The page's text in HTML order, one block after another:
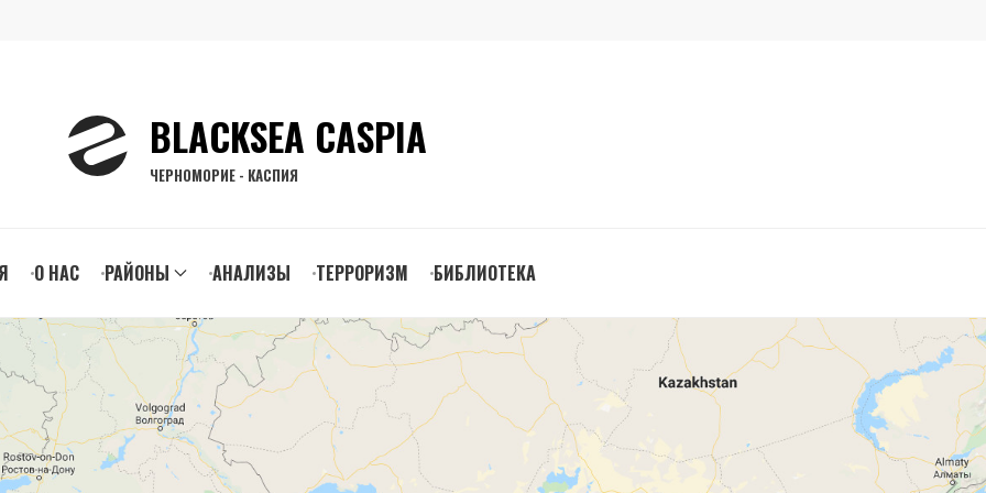
BLACKSEA CASPIA
ЧЕРНОМОРИЕ - КАСПИЯ
О НАС РАЙОНЫ АНАЛИЗЫ ТЕРРОРИЗМ БИБЛИОТЕКА